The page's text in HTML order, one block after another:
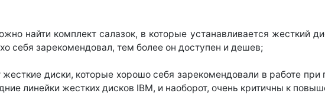
найти комплект салазок, в которые устанавливается жесткий
себя зарекомендовал, тем более он доступен и дешев;
диски, которые хорошо себя зарекомендовали в работе
линейки жестких дисков IBM, и наоборот, очень критичны к